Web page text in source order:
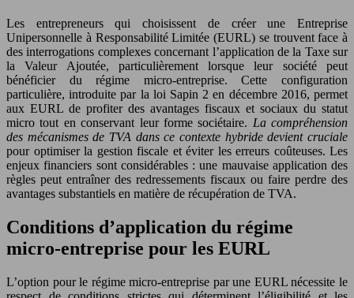
Les entrepreneurs qui choisissent de créer une Entreprise
Unipersonnelle à Responsabilité Limitée (EURL) se trouvent face à
des interrogations complexes concernant l’application de la Taxe sur
la Valeur Ajoutée, particulièrement lorsque leur société peut
bénéficier du régime micro-entreprise. Cette configuration
particulière, introduite par la loi Sapin 2 en décembre 2016, permet
aux EURL de profiter des avantages fiscaux et sociaux du statut
micro tout en conservant leur forme sociétaire. La compréhension
des mécanismes de TVA dans ce contexte hybride devient cruciale
pour optimiser la gestion fiscale et éviter les erreurs coûteuses. Les
enjeux financiers sont considérables : une mauvaise application des
règles peut entraîner des redressements fiscaux ou faire perdre des
avantages substantiels en matière de récupération de TVA.
Conditions d’application du régime
micro-entreprise pour les EURL
L’option pour le régime micro-entreprise par une EURL nécessite le